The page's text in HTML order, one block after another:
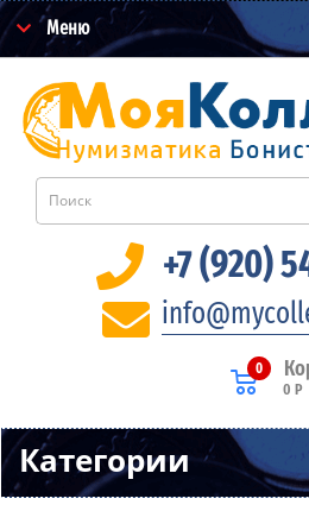
Меню
+7 (920)
0
0 Р
Категории